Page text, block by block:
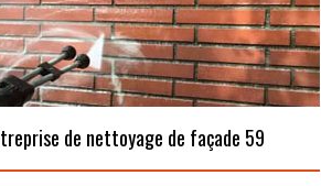
de nettoyage de façade 59